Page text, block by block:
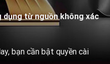
dụng từ nguồn không xác
bạn cần bật quyền cài